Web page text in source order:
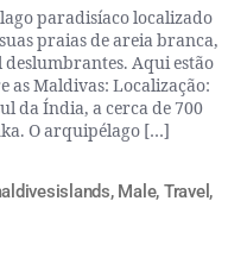
paradisíaco localizado
praias de areia branca,
deslumbrantes. Aqui estão
as Maldivas: Localização:
da Índia, a cerca de 700
O arquipélago […]
, Male, Travel ,